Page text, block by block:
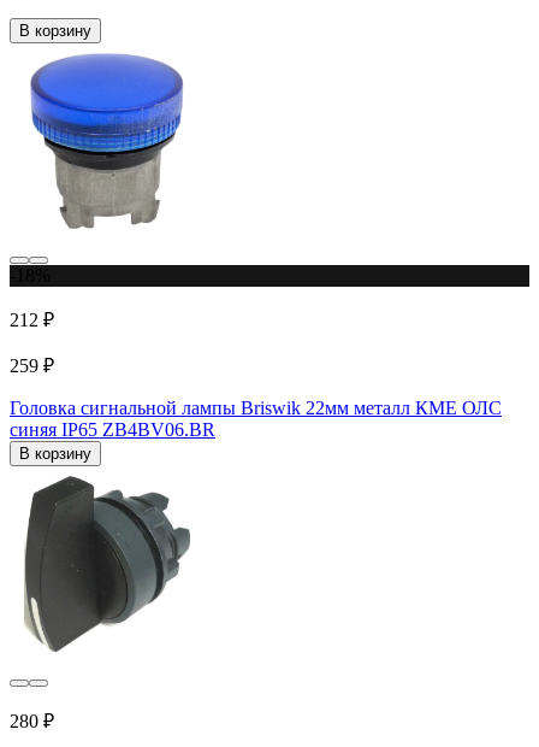
В корзину
212 ₽
259 ₽
Головка сигнальной лампы Briswik 22мм металл КМЕ ОЛС
синяя IP65 ZB4BV06.BR
В корзину
280 ₽